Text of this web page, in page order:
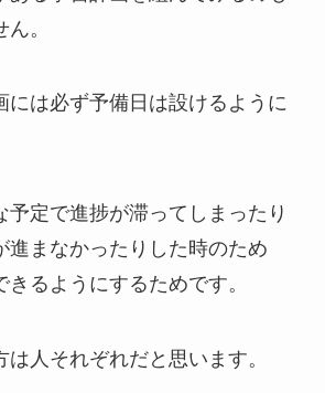
。
には必ず予備日は設けるように
予定で進捗が滞ってしまったり
進まなかったりした時のため
るようにするためです。
人それぞれだと思います。